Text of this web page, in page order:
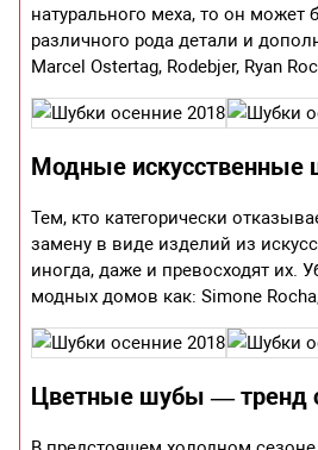
натурального меха, то он может
различного рода детали и
Marcel Ostertag, Rodebjer, Ryan
Модные искусственные
Тем, кто категорически
замену в виде изделий из
иногда, даже и превосходят их.
модных домов как: Simone
Цветные шубы — тренд